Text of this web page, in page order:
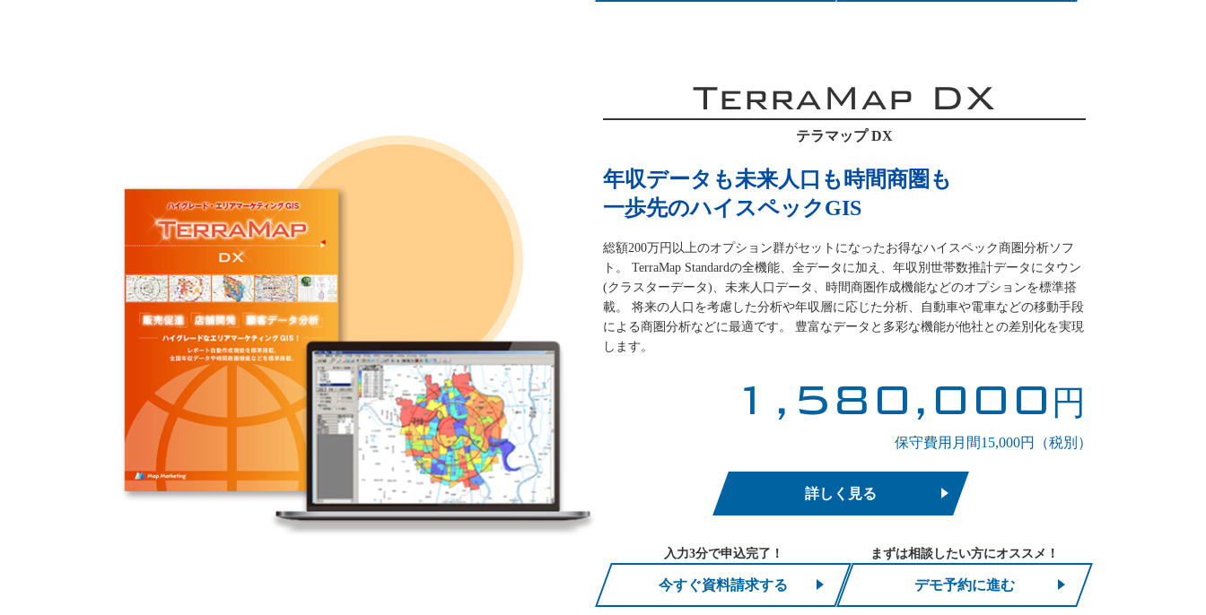
TerraMap DX
テラマップ DX
年収データも未来人口も時間商圏も
一歩先のハイスペックGIS
総額200万円以上のオプション群がセットになったお得なハイスペック商圏分析ソフ
ト。 TerraMap Standardの全機能、全データに加え、年収別世帯数推計データにタウン
(クラスターデータ)、未来人口データ、時間商圏作成機能などのオプションを標準搭
載。 将来の人口を考慮した分析や年収層に応じた分析、自動車や電車などの移動手段
による商圏分析などに最適です。 豊富なデータと多彩な機能が他社との差別化を実現
します。
1,580,000 円
保守費用月間15,000円（税別）
詳しく見る
入力3分で申込完了！
今すぐ資料請求する
まずは相談したい方にオススメ！
デモ予約に進む